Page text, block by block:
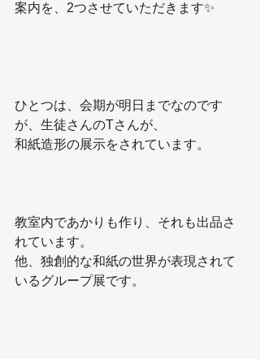
案内を、2つさせていただきます✨
ひとつは、会期が明日までなのです
が、生徒さんのTさんが、
和紙造形の展示をされています。
教室内であかりも作り、それも出品さ
れています。
他、独創的な和紙の世界が表現されて
いるグループ展です。